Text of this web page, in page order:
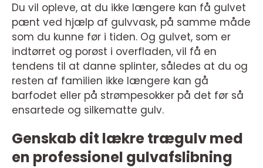
Du vil opleve, at du ikke længere kan få gulvet
pænt ved hjælp af gulvvask, på samme måde
som du kunne før i tiden. Og gulvet, som er
indtørret og porøst i overfladen, vil få en
tendens til at danne splinter, således at du og
resten af familien ikke længere kan gå
barfodet eller på strømpesokker på det før så
ensartede og silkematte gulv.
Genskab dit lækre trægulv med
en professionel gulvafslibning